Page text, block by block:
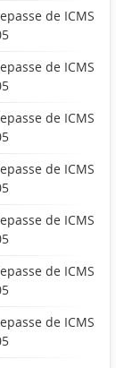
de ICMS
de ICMS
de ICMS
de ICMS
de ICMS
de ICMS
de ICMS